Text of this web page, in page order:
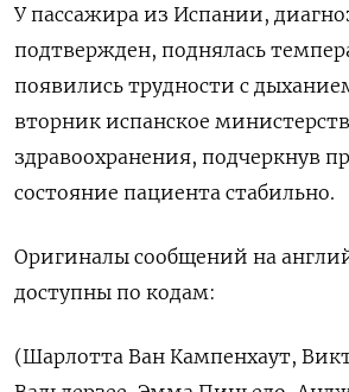
У пассажира из Испании,
подтвержден, поднялась
появились трудности ‌с
вторник испанское
здравоохранения, подчеркнув
состояние пациента стабильно.
Оригиналы сообщений на
доступны по ​кодам:
(Шарлотта Ван Кампенхаут,